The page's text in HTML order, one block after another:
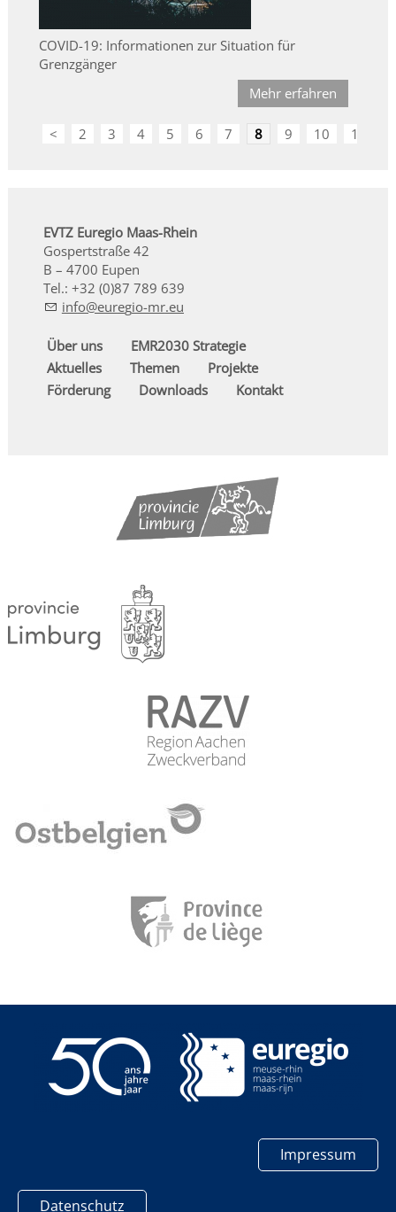
COVID-19: Informationen zur Situation für
Grenzgänger
Mehr erfahren
< 2 3 4 5 6 7 8 9 10 11
EVTZ Euregio Maas-Rhein
Gospertstraße 42
B – 4700 Eupen
Tel.: +32 (0)87 789 639
nf
r g -mr
Über uns
EMR2030 Strategie
Aktuelles
Themen
Projekte
Förderung
Downloads Kontakt
Impressum
Datenschutz